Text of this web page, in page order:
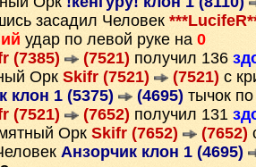
засадил Человек
удар по левой руке на 0
(7385) (7521) получил 136
Орк Skifr (7521) (7521) с
клон 1 (5375) (4695) тычок
(7521) (7652) получил 131
Орк Skifr (7652) (7652)
Анзорчик клон 1 (4695)